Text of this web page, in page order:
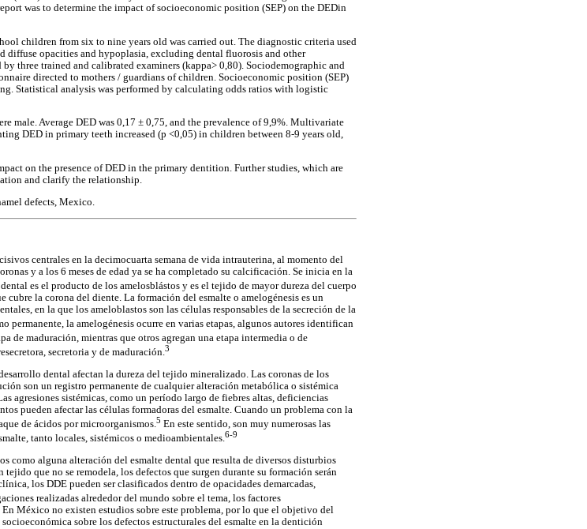
was to determine the impact of socioeconomic position (SEP) on the DEDin
children from six to nine years old was carried out. The diagnostic criteria used
diffuse opacities and hypoplasia, excluding dental fluorosis and other
three trained and calibrated examiners (kappa> 0,80). Sociodemographic and
directed to mothers / guardians of children. Socioeconomic position (SEP)
Statistical analysis was performed by calculating odds ratios with logistic
male. Average DED was 0,17 ± 0,75, and the prevalence of 9,9%. Multivariate
DED in primary teeth increased (p <0,05) in children between 8-9 years old,
on the presence of DED in the primary dentition. Further studies, which are
and clarify the relationship.
defects, Mexico.
centrales en la decimocuarta semana de vida intrauterina, al momento del
y a los 6 meses de edad ya se ha completado su calcificación. Se inicia en la
es el producto de los amelosblástos y es el tejido de mayor dureza del cuerpo
la corona del diente. La formación del esmalte o amelogénesis es un
en la que los ameloblastos son las células responsables de la secreción de la
permanente, la amelogénesis ocurre en varias etapas, algunos autores identifican
de maduración, mientras que otros agregan una etapa intermedia o de
secretoria y de maduración.3
dental afectan la dureza del tejido mineralizado. Las coronas de los
son un registro permanente de cualquier alteración metabólica o sistémica
agresiones sistémicas, como un período largo de fiebres altas, deficiencias
pueden afectar las células formadoras del esmalte. Cuando un problema con la
de ácidos por microorganismos.5 En este sentido, son muy numerosas las
tanto locales, sistémicos o medioambientales.6-9
como alguna alteración del esmalte dental que resulta de diversos disturbios
que no se remodela, los defectos que surgen durante su formación serán
los DDE pueden ser clasificados dentro de opacidades demarcadas,
realizadas alrededor del mundo sobre el tema, los factores
México no existen estudios sobre este problema, por lo que el objetivo del
sobre los defectos estructurales del esmalte en la dentición